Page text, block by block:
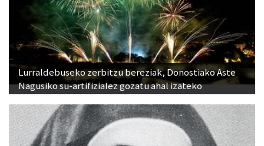
Lurraldebuseko zerbitzu bereziak, Donostiako Aste
Nagusiko su-artifizialez gozatu ahal izateko